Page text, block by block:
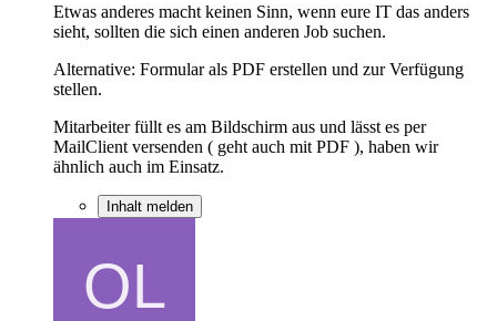
Etwas anderes macht keinen Sinn, wenn eure IT das anders
sieht, sollten die sich einen anderen Job suchen.
Alternative: Formular als PDF erstellen und zur Verfügung
stellen.
Mitarbeiter füllt es am Bildschirm aus und lässt es per
MailClient versenden ( geht auch mit PDF ), haben wir
ähnlich auch im Einsatz.
Inhalt melden